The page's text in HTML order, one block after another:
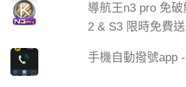
導航王n3 pro 免
2 & S3 限時免費送
手機自動撥號app